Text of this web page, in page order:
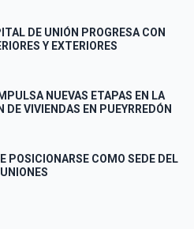
DE UNIÓN PROGRESA CON
Y EXTERIORES
NUEVAS ETAPAS EN LA
DE VIVIENDAS EN PUEYRREDÓN
POSICIONARSE COMO SEDE DEL